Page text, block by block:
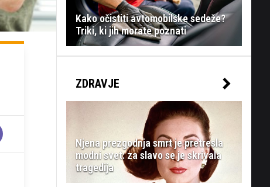
Kako očistiti avtomobilske sedeže?
Triki, ki jih morate poznati
ZDRAVJE
Njena prezgodnja smrt je pretresla
modni svet: za slavo se je skrivala
tragedija